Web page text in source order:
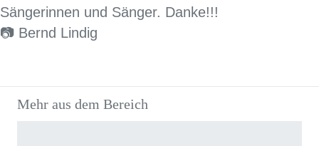
Sängerinnen und Sänger. Danke!!!
📷 Bernd Lindig
Mehr aus dem Bereich